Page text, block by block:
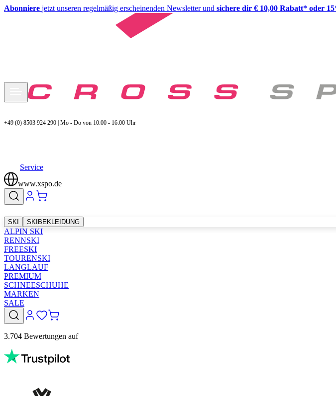
Abonniere jetzt unseren regelmäßig erscheinenden Newsletter und sichere dir € 10,00 Rabatt* oder
+49 (0) 8503 924 290 | Mo - Do von 10:00 - 16:00 Uhr
Service
www.xspo.de
SKI SKIBEKLEIDUNG
ALPIN SKI
RENNSKI
FREESKI
TOURENSKI
LANGLAUF
PREMIUM
SCHNEESCHUHE
MARKEN
SALE
3.704 Bewertungen auf